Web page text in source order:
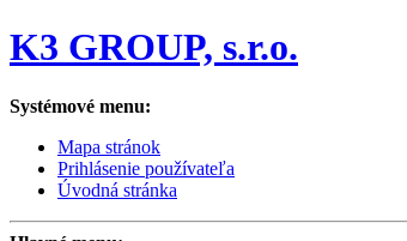
K3 GROUP, s.r.o.
Systémové menu:
Mapa stránok
Prihlásenie používateľa
Úvodná stránka